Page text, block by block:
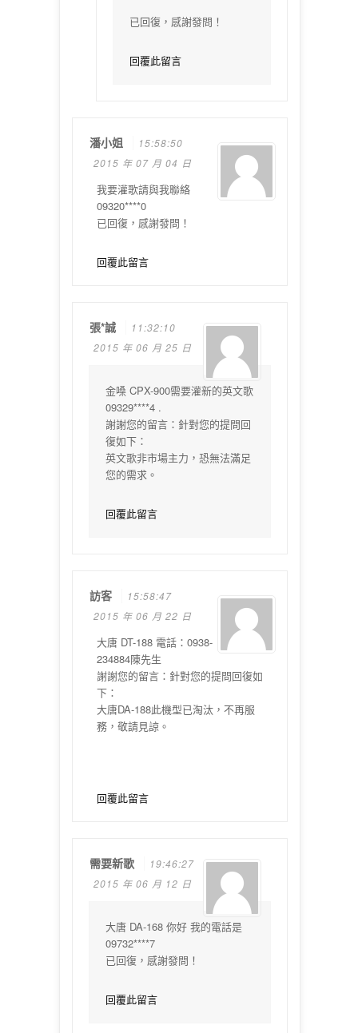
已回復，感謝發問！
回覆此留言
潘小姐
15:58:50
2015 年 07 月 04 日
我要灌歌請與我聯絡
09320****0
已回復，感謝發問！
回覆此留言
張*誠
11:32:10
2015 年 06 月 25 日
金嗓 CPX-900需要灌新的英文歌
09329****4 .
謝謝您的留言：針對您的提問回
復如下：
英文歌非市場主力，恐無法滿足
您的需求。
回覆此留言
訪客
15:58:47
2015 年 06 月 22 日
大唐 DT-188 電話：0938-
234884陳先生
謝謝您的留言：針對您的提問回復如
下：
大唐DA-188此機型已淘汰，不再服
務，敬請見諒。
回覆此留言
需要新歌
19:46:27
2015 年 06 月 12 日
大唐 DA-168 你好 我的電話是
09732****7
已回復，感謝發問！
回覆此留言